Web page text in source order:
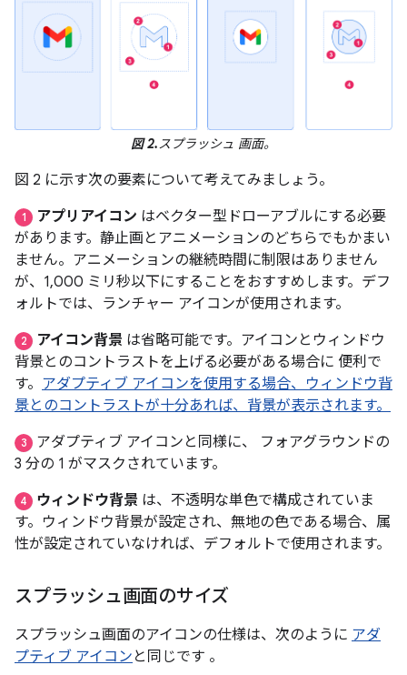
図 2.スプラッシュ 画面。
図 2 に示す次の要素について考えてみましょう。
1 アプリアイコン はベクター型ドローアブルにする必要
があります。静止画とアニメーションのどちらでもかまい
ません。アニメーションの継続時間に制限はありません
が、1,000 ミリ秒以下にすることをおすすめします。デフ
ォルトでは、ランチャー アイコンが使用されます。
2 アイコン背景 は省略可能です。アイコンとウィンドウ
背景とのコントラストを上げる必要がある場合に 便利で
す。 アダプティブ アイコンを使用する場合、ウィンドウ背
景とのコントラストが十分あれば、背景が表示されます。
3
アダプティブ アイコンと同様に、 フォアグラウンドの
3 分の 1 がマスクされています。
4 ウィンドウ背景 は、不透明な単色で構成されていま
す。ウィンドウ背景が設定され、無地の色である場合、属
性が設定されていなければ、デフォルトで使用されます。
スプラッシュ画面のサイズ
スプラッシュ画面のアイコンの仕様は、次のように アダ
プティブ アイコン と同じです 。